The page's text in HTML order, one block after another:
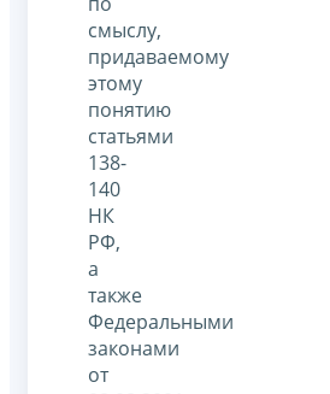
смыслу,
придаваемому
этому
понятию
статьями
138-
140
НК
РФ,
а
также
Федеральными
законами
от